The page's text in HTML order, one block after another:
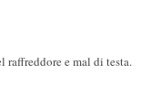
raffreddore e mal di testa.